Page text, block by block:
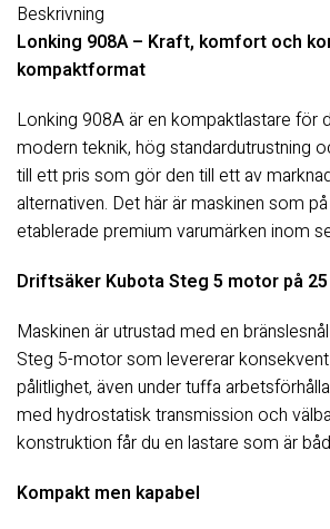
Beskrivning
Lonking 908A – Kraft, komfort och
kompaktformat
Lonking 908A är en kompaktlastare för
modern teknik, hög standardutrustning
till ett pris som gör den till ett av
alternativen. Det här är maskinen som
etablerade premium varumärken inom
Driftsäker Kubota Steg 5 motor på
Maskinen är utrustad med en
Steg 5-motor som levererar
pålitlighet, även under tuffa
med hydrostatisk transmission och
konstruktion får du en lastare som är
Kompakt men kapabel